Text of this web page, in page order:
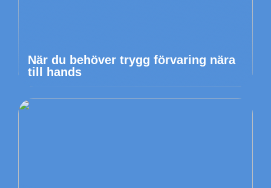
När du behöver trygg förvaring nära
till hands